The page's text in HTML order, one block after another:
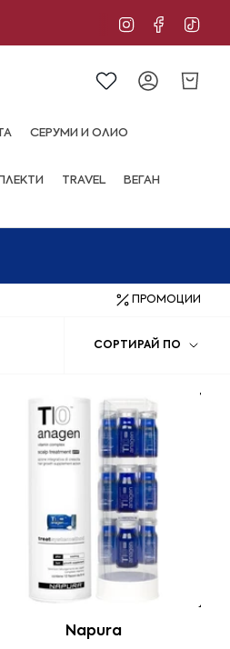
Instagram
Сметка
СЕРУМИ И ОЛИО
TRAVEL
ВЕГАН
ПРОМОЦИИ
СОРТИРАЙ ПО
Napura